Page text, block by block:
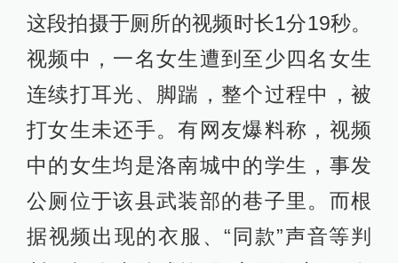
这段拍摄于厕所的视频时长1分19秒。
视频中，一名女生遭到至少四名女生
连续打耳光、脚踹，整个过程中，被
打女生未还手。有网友爆料称，视频
中的女生均是洛南城中的学生，事发
公厕位于该县武装部的巷子里。而根
据视频出现的衣服、“同款”声音等判